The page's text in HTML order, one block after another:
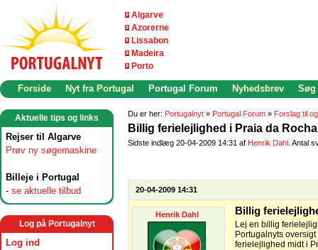
Algarve
Azorerne
Lissabon
Madeira
Porto
Forside Nyt fra Portugal Portugal Forum Nyhedsbrev Søg
Aktuelle tips og links
Rejser til Algarve
Prøv ny søgemaskine
Billeje i Portugal
- se aktuelle tilbud
Log på Portugalnyt
Log ind
Du er her: Portugalnyt » Portugal Forum » Forslag til
Billig ferielejlighed i Praia da
Sidste indlæg 20-04-2009 14:31 af Henrik Dahl . Antal
20-04-2009 14:31
Henrik Dahl Billig
Lej en billig
Portugalnyts
ferielejlighed midt i